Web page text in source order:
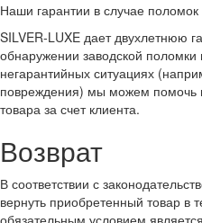
Наши гарантии в случае поломок
SILVER-LUXE дает двухлетнюю
обнаружении заводской
негарантийных ситуациях
повреждения) мы можем помочь
товара за счет клиента.
Возврат
В соответствии с
вернуть приобретенный товар в